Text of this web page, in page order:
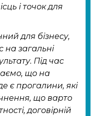
і точок для
для бізнесу,
на загальні
Під час
що на
є прогалини, які
що варто
договірній